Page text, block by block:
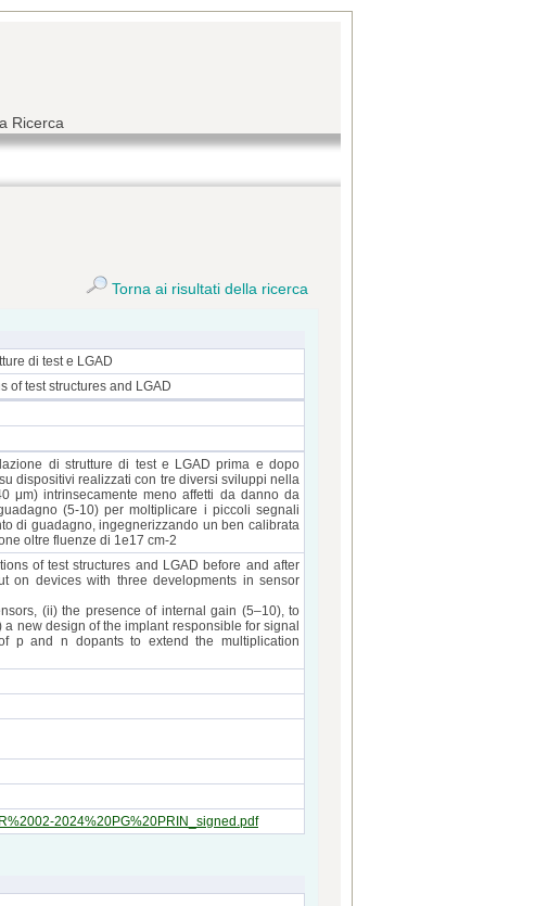
Ricerca
Torna ai risultati della ricerca
di test e LGAD
of test structures and LGAD
di strutture di test e LGAD prima e dopo
dispositivi realizzati con tre diversi sviluppi nella
μm) intrinsecamente meno affetti da danno da
(5-10) per moltiplicare i piccoli segnali
di guadagno, ingegnerizzando un ben calibrata
oltre fluenze di 1e17 cm-2
of test structures and LGAD before and after
on devices with three developments in sensor
(ii) the presence of internal gain (5–10), to
new design of the implant responsible for signal
p and n dopants to extend the multiplication
2024%20PG%20PRIN_signed.pdf